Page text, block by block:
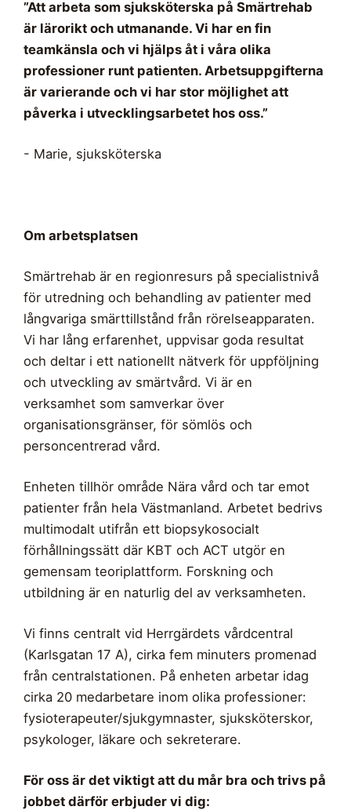
”Att arbeta som sjuksköterska på Smärtrehab
är lärorikt och utmanande. Vi har en fin
teamkänsla och vi hjälps åt i våra olika
professioner runt patienten. Arbetsuppgifterna
är varierande och vi har stor möjlighet att
påverka i utvecklingsarbetet hos oss.”
- Marie, sjuksköterska
Om arbetsplatsen
Smärtrehab är en regionresurs på specialistnivå
för utredning och behandling av patienter med
långvariga smärttillstånd från rörelseapparaten.
Vi har lång erfarenhet, uppvisar goda resultat
och deltar i ett nationellt nätverk för uppföljning
och utveckling av smärtvård. Vi är en
verksamhet som samverkar över
organisationsgränser, för sömlös och
personcentrerad vård.
Enheten tillhör område Nära vård och tar emot
patienter från hela Västmanland. Arbetet bedrivs
multimodalt utifrån ett biopsykosocialt
förhållningssätt där KBT och ACT utgör en
gemensam teoriplattform. Forskning och
utbildning är en naturlig del av verksamheten.
Vi finns centralt vid Herrgärdets vårdcentral
(Karlsgatan 17 A), cirka fem minuters promenad
från centralstationen. På enheten arbetar idag
cirka 20 medarbetare inom olika professioner:
fysioterapeuter/sjukgymnaster, sjuksköterskor,
psykologer, läkare och sekreterare.
För oss är det viktigt att du mår bra och trivs på
jobbet därför erbjuder vi dig: